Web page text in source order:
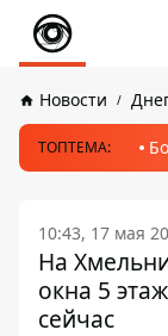
Новости
ТОПТЕМА:
10:43, 17 мая
На
окна 5
сейчас